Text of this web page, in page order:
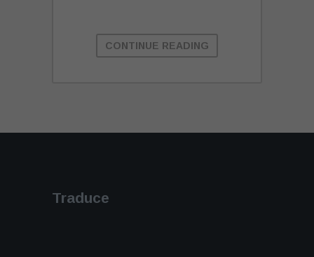
CONTINUE READING
Traduce